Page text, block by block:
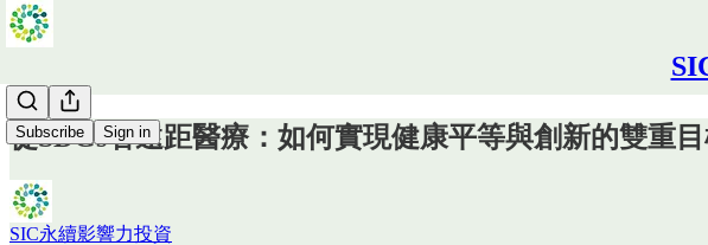
Subscribe Sign in
從SDGs看遠距醫療：如何實現健康平等與創新的雙重
SIC永續影響力投資